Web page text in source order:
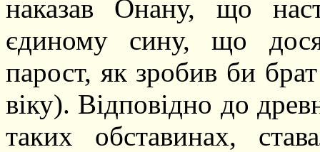
наказав Онану, що
єдиному сину, що
парост, як зробив би
віку). Відповідно до
таких обставинах,